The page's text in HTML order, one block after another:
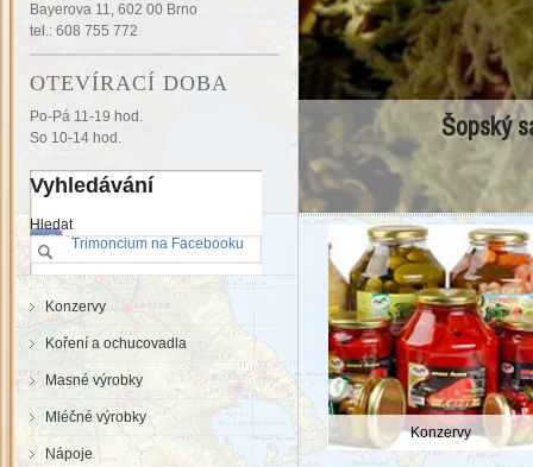
Šopský
Konzervy
Bayerova 11, 602 00 Brno
tel.: 608 755 772
OTEVÍRACÍ DOBA
Po-Pá 11-19 hod.
So 10-14 hod.
Vyhledávání
Hledat
Trimoncium na Facebooku
Konzervy
Koření a ochucovadla
Masné výrobky
Mléčné výrobky
Nápoje